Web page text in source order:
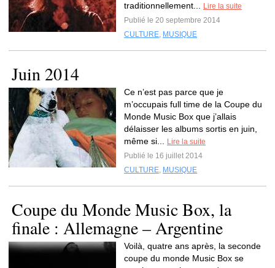
traditionnellement...
Lire la suite
Publié le 20 septembre 2014
CULTURE, MUSIQUE
Juin 2014
Ce n’est pas parce que je
m’occupais full time de la Coupe du
Monde Music Box que j’allais
délaisser les albums sortis en juin,
même si...
Lire la suite
Publié le 16 juillet 2014
CULTURE, MUSIQUE
Coupe du Monde Music Box, la
finale : Allemagne – Argentine
Voilà, quatre ans après, la seconde
coupe du monde Music Box se